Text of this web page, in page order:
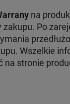
na
Po
Wszelkie
na stronie